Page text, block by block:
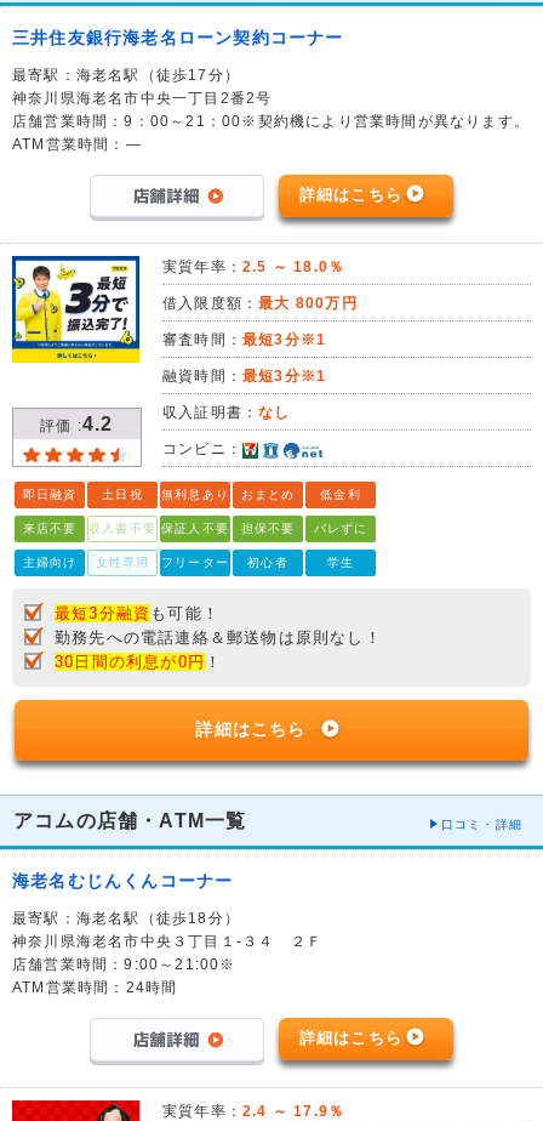
三井住友銀行海老名ローン契約コーナー
最寄駅：海老名駅（徒歩17分）
神奈川県海老名市中央一丁目2番2号
店舗営業時間：9：00～21：00※契約機により営業時間が異なります。
ATM営業時間：―
詳細はこちら
評価 :4.2
実質年率： 2.5 ～ 18.0％
借入限度額：最大 800万円
審査時間： 最短3分※1
融資時間： 最短3分※1
収入証明書：なし
コンビニ：
即日融資 土日祝 無利息あり おまとめ 低金利
来店不要 収入書不要 保証人不要 担保不要 バレずに
主婦向け 女性専用 フリーター 初心者 学生
最短3分融資 も可能！
勤務先への電話連絡＆郵送物は原則なし！
30日間の利息が0円 ！
詳細はこちら
アコムの店舗・ATM一覧 口コミ・詳細
海老名むじんくんコーナー
最寄駅：海老名駅（徒歩18分）
神奈川県海老名市中央３丁目１-３４ ２Ｆ
店舗営業時間：9:00～21:00※
ATM営業時間：24時間
詳細はこちら
実質年率： 2.4 ～ 17.9％